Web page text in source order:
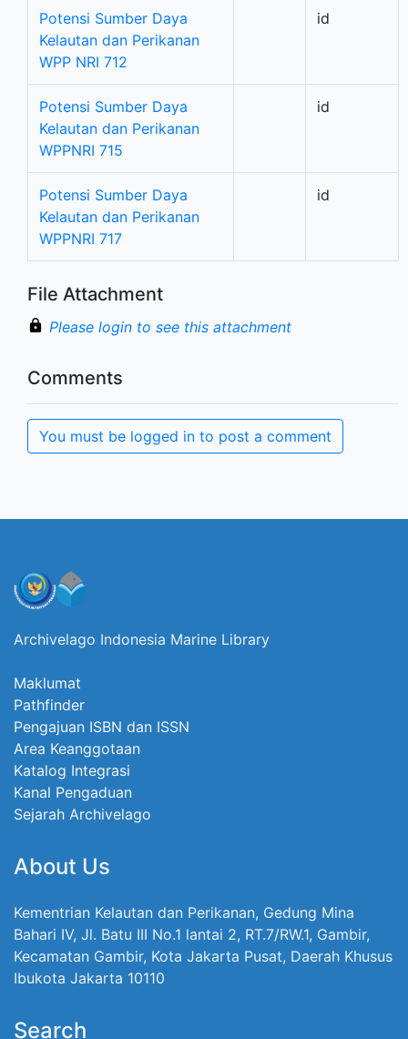
Potensi Sumber Daya
Kelautan dan Perikanan
WPP NRI 712
id
Potensi Sumber Daya
Kelautan dan Perikanan
WPPNRI 715
id
Potensi Sumber Daya
Kelautan dan Perikanan
WPPNRI 717
id
File Attachment
Please login to see this attachment
Comments
You must be logged in to post a comment
Archivelago Indonesia Marine Library
Maklumat
Pathfinder
Pengajuan ISBN dan ISSN
Area Keanggotaan
Katalog Integrasi
Kanal Pengaduan
Sejarah Archivelago
About Us
Kementrian Kelautan dan Perikanan, Gedung Mina
Bahari IV, Jl. Batu III No.1 lantai 2, RT.7/RW.1, Gambir,
Kecamatan Gambir, Kota Jakarta Pusat, Daerah Khusus
Ibukota Jakarta 10110
Search